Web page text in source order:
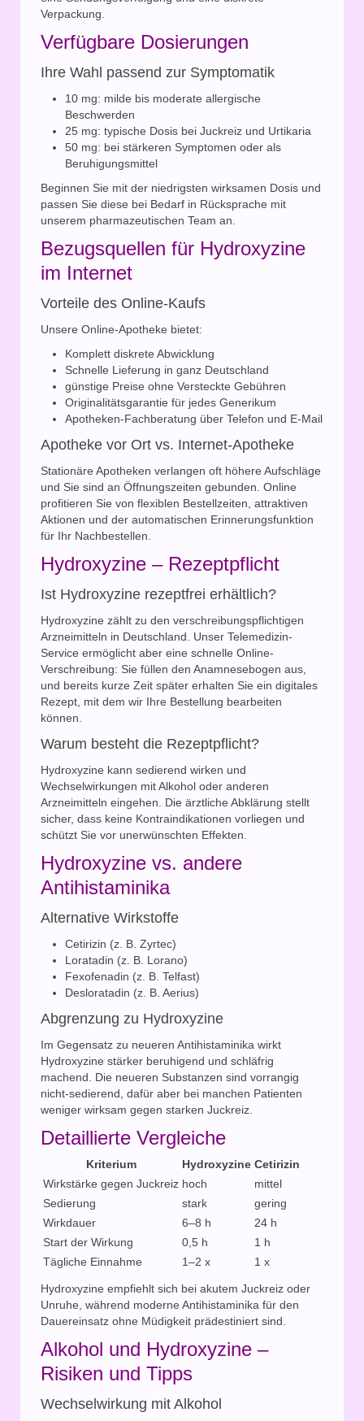
Verpackung.
Verfügbare Dosierungen
Ihre Wahl passend zur Symptomatik
10 mg: milde bis moderate allergische
Beschwerden
25 mg: typische Dosis bei Juckreiz und Urtikaria
50 mg: bei stärkeren Symptomen oder als
Beruhigungsmittel
Beginnen Sie mit der niedrigsten wirksamen Dosis und
passen Sie diese bei Bedarf in Rücksprache mit
unserem pharmazeutischen Team an.
Bezugsquellen für Hydroxyzine
im Internet
Vorteile des Online-Kaufs
Unsere Online-Apotheke bietet:
Komplett diskrete Abwicklung
Schnelle Lieferung in ganz Deutschland
günstige Preise ohne Versteckte Gebühren
Originalitätsgarantie für jedes Generikum
Apotheken-Fachberatung über Telefon und E-Mail
Apotheke vor Ort vs. Internet-Apotheke
Stationäre Apotheken verlangen oft höhere Aufschläge
und Sie sind an Öffnungszeiten gebunden. Online
profitieren Sie von flexiblen Bestellzeiten, attraktiven
Aktionen und der automatischen Erinnerungsfunktion
für Ihr Nachbestellen.
Hydroxyzine – Rezeptpflicht
Ist Hydroxyzine rezeptfrei erhältlich?
Hydroxyzine zählt zu den verschreibungspflichtigen
Arzneimitteln in Deutschland. Unser Telemedizin-
Service ermöglicht aber eine schnelle Online-
Verschreibung: Sie füllen den Anamnesebogen aus,
und bereits kurze Zeit später erhalten Sie ein digitales
Rezept, mit dem wir Ihre Bestellung bearbeiten
können.
Warum besteht die Rezeptpflicht?
Hydroxyzine kann sedierend wirken und
Wechselwirkungen mit Alkohol oder anderen
Arzneimitteln eingehen. Die ärztliche Abklärung stellt
sicher, dass keine Kontraindikationen vorliegen und
schützt Sie vor unerwünschten Effekten.
Hydroxyzine vs. andere
Antihistaminika
Alternative Wirkstoffe
Cetirizin (z. B. Zyrtec)
Loratadin (z. B. Lorano)
Fexofenadin (z. B. Telfast)
Desloratadin (z. B. Aerius)
Abgrenzung zu Hydroxyzine
Im Gegensatz zu neueren Antihistaminika wirkt
Hydroxyzine stärker beruhigend und schläfrig
machend. Die neueren Substanzen sind vorrangig
nicht-sedierend, dafür aber bei manchen Patienten
weniger wirksam gegen starken Juckreiz.
Detaillierte Vergleiche
Kriterium Hydroxyzine Cetirizin
Wirkstärke gegen Juckreiz hoch
mittel
Sedierung
stark
gering
Wirkdauer
6–8 h
24 h
Start der Wirkung
0,5 h
1 h
Tägliche Einnahme
1–2 x 1 x
Hydroxyzine empfiehlt sich bei akutem Juckreiz oder
Unruhe, während moderne Antihistaminika für den
Dauereinsatz ohne Müdigkeit prädestiniert sind.
Alkohol und Hydroxyzine –
Risiken und Tipps
Wechselwirkung mit Alkohol